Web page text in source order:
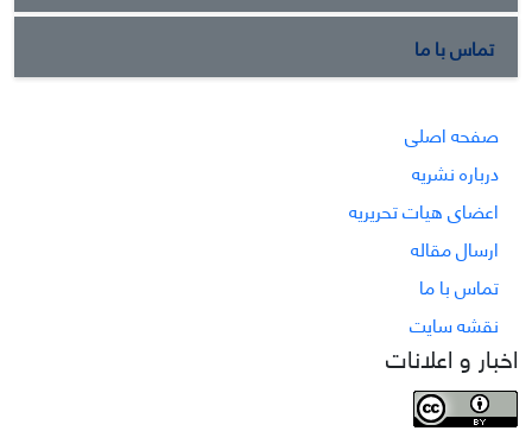
تماس با ما
صفحه اصلی
درباره نشریه
اعضای هیات تحریریه
ارسال مقاله
تماس با ما
نقشه سایت
اخبار و اعلانات